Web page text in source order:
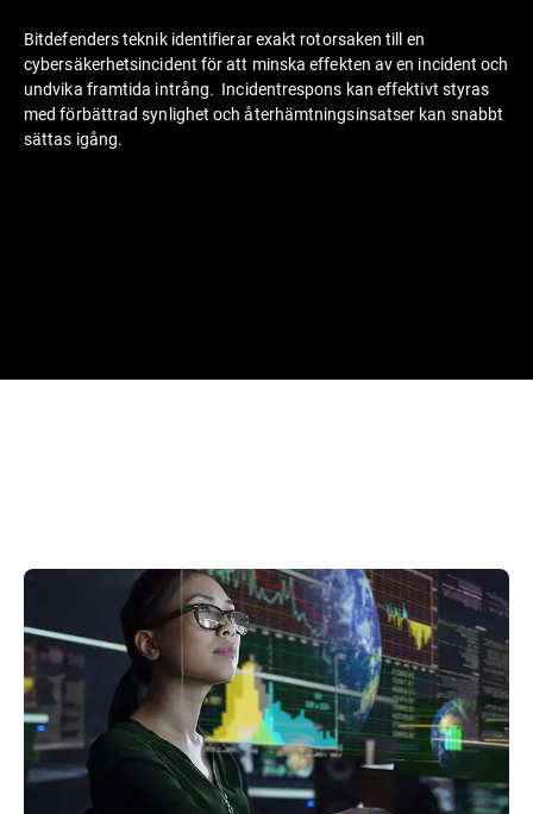
Bitdefenders teknik identifierar exakt rotorsaken till en
cybersäkerhetsincident för att minska effekten av en incident och
undvika framtida intrång. Incidentrespons kan effektivt styras
med förbättrad synlighet och återhämtningsinsatser kan snabbt
sättas igång.